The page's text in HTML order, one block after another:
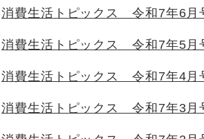
消費生活トピックス 令和7年6月
消費生活トピックス 令和7年5月
消費生活トピックス 令和7年4月
消費生活トピックス 令和7年3月